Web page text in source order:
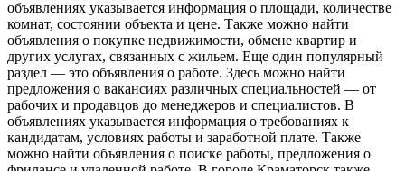
объявлениях указывается информация о площади, количестве
комнат, состоянии объекта и цене. Также можно найти
объявления о покупке недвижимости, обмене квартир и
других услугах, связанных с жильем. Еще один популярный
раздел — это объявления о работе. Здесь можно найти
предложения о вакансиях различных специальностей — от
рабочих и продавцов до менеджеров и специалистов. В
объявлениях указывается информация о требованиях к
кандидатам, условиях работы и заработной плате. Также
можно найти объявления о поиске работы, предложения о